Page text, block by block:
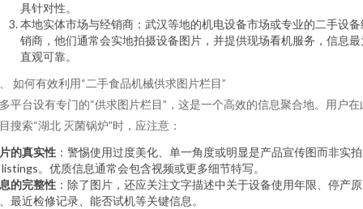
具针对性。
本地实体市场与经销商：武汉等地的机电设备市场或专业的二手设备
销商，他们通常会实地拍摄设备图片，并提供现场看机服务，信息最
直观可靠。
如何有效利用“二手食品机械供求图片栏目”
平台设有专门的“供求图片栏目”，这是一个高效的信息聚合地。用户在
搜索“湖北 灭菌锅炉”时，应注意：
的真实性 ：警惕使用过度美化、单一角度或明显是产品宣传图而非实
。优质信息通常会包含视频或更多细节特写。
的完整性 ：除了图片，还应关注文字描述中关于设备使用年限、停产原
最近检修记录、能否试机等关键信息。